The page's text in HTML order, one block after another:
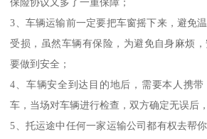
3、车辆运输前一定要把车窗摇下来，避免
受损，虽然车辆有保险，为避免自身麻烦
要做到安全；
4、车辆安全到达目的地后，需要本人携
车，当场对车辆进行检查，双方确定无误后
5、托运途中任何一家运输公司都有权去帮